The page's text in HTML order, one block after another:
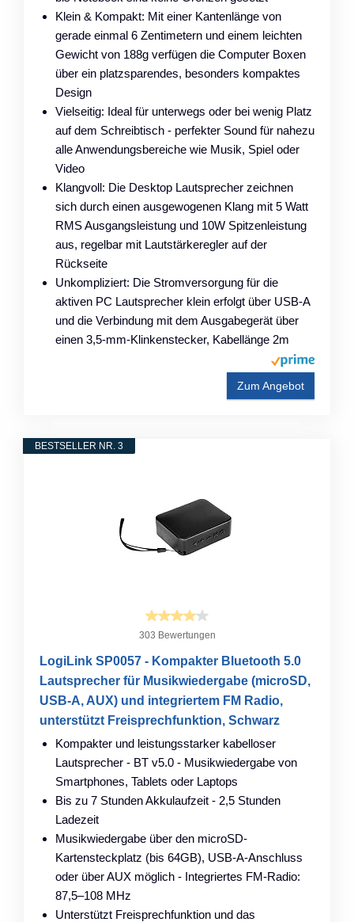
Klein & Kompakt: Mit einer Kantenlänge von
gerade einmal 6 Zentimetern und einem leichten
Gewicht von 188g verfügen die Computer Boxen
über ein platzsparendes, besonders kompaktes
Design
Vielseitig: Ideal für unterwegs oder bei wenig Platz
auf dem Schreibtisch - perfekter Sound für nahezu
alle Anwendungsbereiche wie Musik, Spiel oder
Video
Klangvoll: Die Desktop Lautsprecher zeichnen
sich durch einen ausgewogenen Klang mit 5 Watt
RMS Ausgangsleistung und 10W Spitzenleistung
aus, regelbar mit Lautstärkeregler auf der
Rückseite
Unkompliziert: Die Stromversorgung für die
aktiven PC Lautsprecher klein erfolgt über USB-A
und die Verbindung mit dem Ausgabegerät über
einen 3,5-mm-Klinkenstecker, Kabellänge 2m
Zum Angebot
BESTSELLER NR. 3
303 Bewertungen
LogiLink SP0057 - Kompakter Bluetooth 5.0
Lautsprecher für Musikwiedergabe (microSD,
USB-A, AUX) und integriertem FM Radio,
unterstützt Freisprechfunktion, Schwarz
Kompakter und leistungsstarker kabelloser
Lautsprecher - BT v5.0 - Musikwiedergabe von
Smartphones, Tablets oder Laptops
Bis zu 7 Stunden Akkulaufzeit - 2,5 Stunden
Ladezeit
Musikwiedergabe über den microSD-
Kartensteckplatz (bis 64GB), USB-A-Anschluss
oder über AUX möglich - Integriertes FM-Radio:
87,5–108 MHz
Unterstützt Freisprechfunktion und das